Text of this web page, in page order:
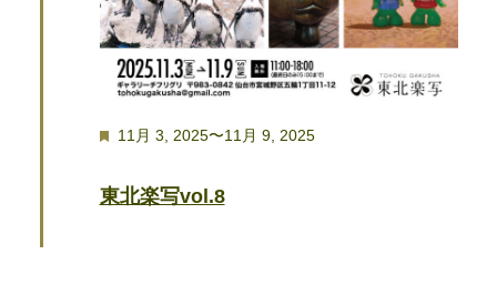
シ
ョ
東北楽写vol.8
注
11月 3, 2025〜11月 9, 2025